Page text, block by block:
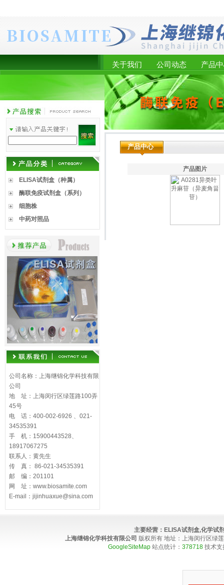
关于我们 公司动态 产品
ELISA试剂盒（种属）
酶联免疫试剂盒（系列）
细胞株
中药对照品
公司名称：上海继锦化学科技有限
公司
地 址：上海闵行区绿莲路100弄
45号
电 话：400-002-6926 、021-
34535391
手 机：15900443528、
18917067275
联系人：黄先生
传 真： 86-021-34535391
邮 编：201101
网 址：www.biosamite.com
E-mail：jijinhuaxue@sina.com
产品中心
产品图片
主要经营： ELISA试剂盒,化学试
上海继锦化学科技有限公司 版权所有 地址：上海闵行区绿
GoogleSiteMap 站点统计： 378718 技术支